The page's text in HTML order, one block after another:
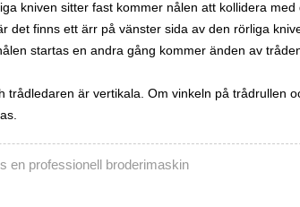
kniven sitter fast kommer nålen att kollidera
det finns ett ärr på vänster sida av den rörliga
startas en andra gång kommer änden av
är vertikala. Om vinkeln på trådrullen
en professionell broderimaskin